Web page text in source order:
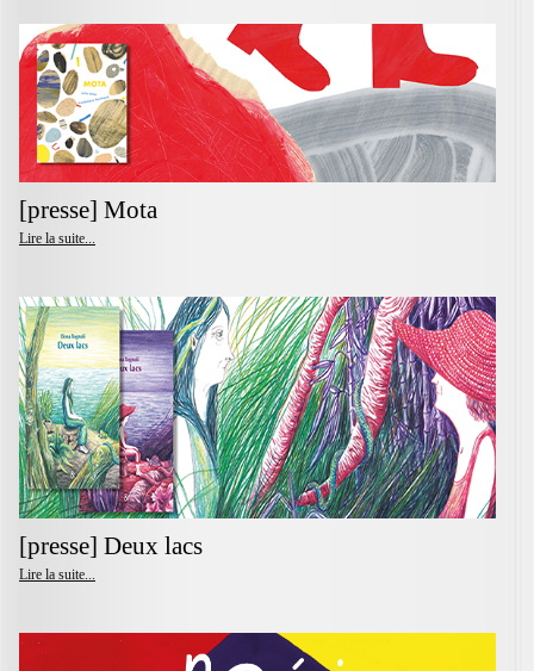
[presse] Mota
Lire la suite...
[presse] Deux lacs
Lire la suite...